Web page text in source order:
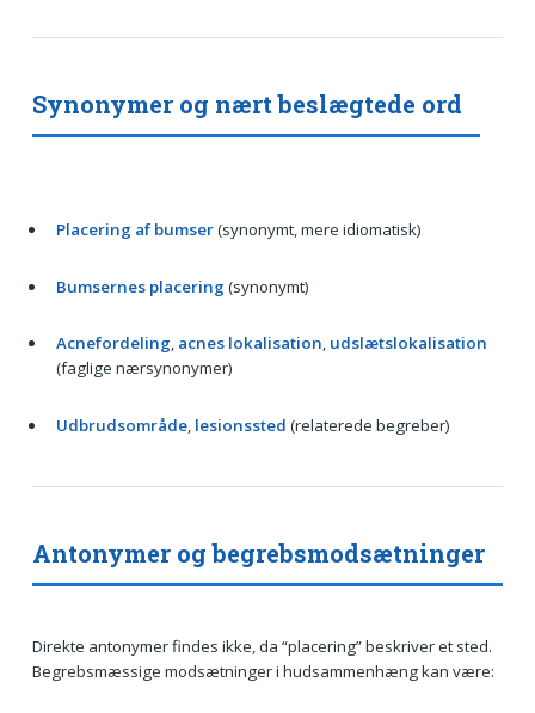
Synonymer og nært beslægtede ord
Placering af bumser(synonymt, mere idiomatisk)
Bumsernes placering (synonymt)
Acnefordeling, acnes lokalisation, udslætslokalisation
(faglige nærsynonymer)
Udbrudsområde, lesionssted (relaterede begreber)
Antonymer og begrebsmodsætninger
Direkte antonymer findes ikke, da “placering” beskriver et sted.
Begrebsmæssige modsætninger i hudsammenhæng kan være: